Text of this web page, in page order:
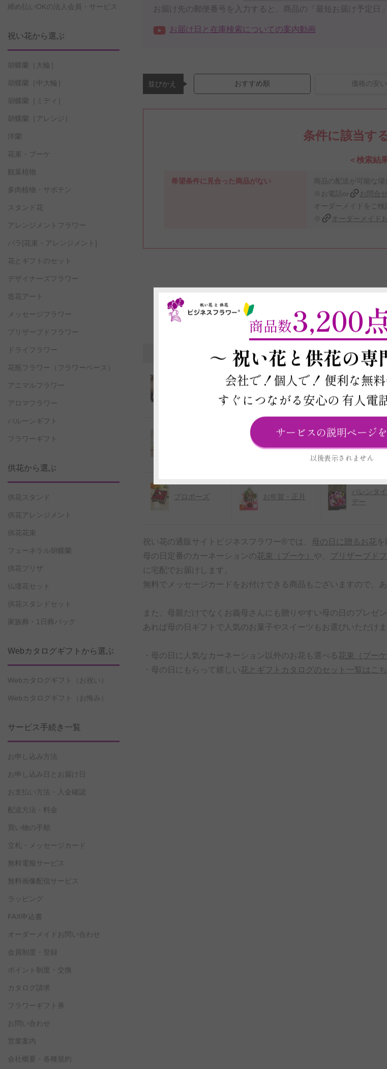
お届け先の郵便番号を入力すると、商品の「最短お届け予定日
お届け日と在庫検索についての案内動画
並びかえ おすすめ順 価格の安い
条件に該当す
＜検索結
希望条件に見合った商品がない
商品の配送が可能な
※お電話or
お問合
オーダーメイドをご
※
オーダーメイド
（旧）フラワーギフトのカテゴリの一覧
結婚祝い（結
婚式・ウェデ
ィング）
誕生祝い
生日・バー
デー）
新築祝い（リ
開店祝い
ン・改装）
プロポーズ お年賀・正月
バレンタ
デー
祝い花の通販サイトビジネスフラワー®では、 母の日に贈るお花
母の日定番のカーネーションの花束（ブーケ） や、 プリザーブド
に宅配でお届けします。
無料でメッセージカードをお付けできる商品もございますので、
また、母親だけでなくお義母さんにも贈りやすい母の日のプレゼ
あれば母の日ギフトで人気のお菓子やスイーツもお選びいただけ
・母の日に人気なカーネーション以外のお花も選べる花束（ブー
・母の日にもらって嬉しい花とギフトカタログのセット一覧はこ
締め払いOKの法人会員・サービス
祝い花から選ぶ
胡蝶蘭［大輪］
胡蝶蘭［中大輪］
胡蝶蘭［ミディ］
胡蝶蘭［アレンジ］
洋蘭
花束・ブーケ
観葉植物
多肉植物・サボテン
スタンド花
アレンジメントフラワー
バラ[花束・アレンジメント]
花とギフトのセット
デザイナーズフラワー
造花アート
メッセージフラワー
プリザーブドフラワー
ドライフラワー
花瓶フラワー （フラワーベース）
アニマルフラワー
アロマフラワー
バルーンギフト
フラワーギフト
供花から選ぶ
供花スタンド
供花アレンジメント
供花花束
フューネラル胡蝶蘭
供花プリザ
仏壇花セット
供花スタンドセット
家族葬・1日葬パック
Webカタログギフトから選ぶ
Webカタログギフト（お祝い）
Webカタログギフト（お悔み）
サービス手続き一覧
お申し込み方法
お申し込み日とお届け日
お支払い方法・入金確認
配送方法・料金
買い物の手順
立札・メッセージカード
無料電報サービス
無料画像配信サービス
ラッピング
FAX申込書
オーダーメイドお問い合わせ
会員制度・登録
ポイント制度・交換
カタログ請求
フラワーギフト券
お問い合わせ
営業案内
会社概要・各種規約
商品数3,200
～ 祝い花と供花の専
会社で！個人で！ 便利な無
すぐにつながる安心の 有人電
サービスの説明ページ
以後表示されません